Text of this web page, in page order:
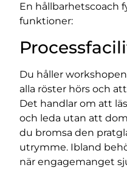
En hållbarhetscoach
funktioner:
Du håller
alla röster hörs och
Det handlar om att
och leda utan att
du bromsa den
utrymme. Ibland
när engagemanget